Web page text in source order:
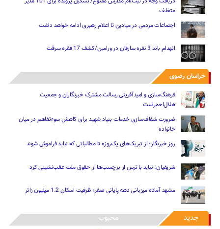
متخلف
اجتماعات مردمی در میادین تا اعلام رهبری ادامه خواهد داشت
انهدام باند 3 نفره سارقان در ورامین/کشف 17 فقره سرقت
خراسان رضوی
فرهنگ‌سازی و امیدآفرینی رسالت‌ مشترک خبرنگاران و جمعیت
هلال‌احمراست
ضرورت شفاف‌سازی خدمات بنیاد شهید برای کاهش سوءتفاهم‌ در میان
خانواده
روز خبرنگار؛ از تبریک‌های یک‌روزه تا مطالباتی که نباید فراموش شوند
شریفیان: نباید با ترس از برچسب‌ها از حقوق ملت عقب‌نشینی کرد
مشهد آماده میزبانی دهه پایانی صفر؛ ظرفیت اسکان 1.2 میلیون زائر
جدید محبوب